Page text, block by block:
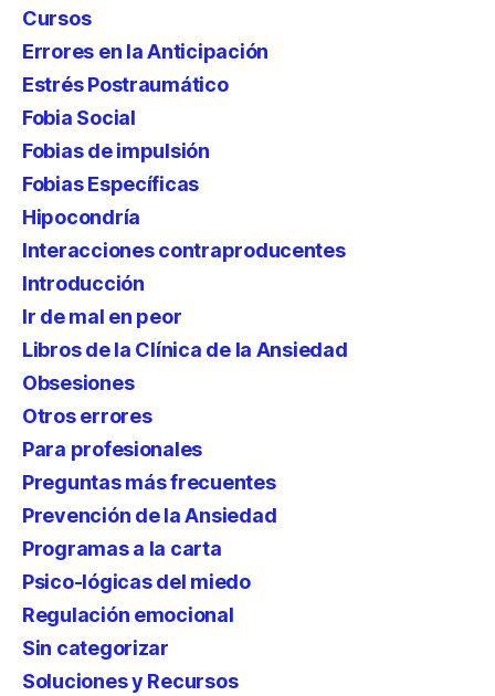
Cursos
Errores en la Anticipación
Estrés Postraumático
Fobia Social
Fobias de impulsión
Fobias Específicas
Hipocondría
Interacciones contraproducentes
Introducción
Ir de mal en peor
Libros de la Clínica de la Ansiedad
Obsesiones
Otros errores
Para profesionales
Preguntas más frecuentes
Prevención de la Ansiedad
Programas a la carta
Psico-lógicas del miedo
Regulación emocional
Sin categorizar
Soluciones y Recursos